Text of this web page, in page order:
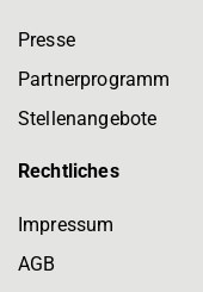
Presse
Partnerprogramm
Stellenangebote
Rechtliches
Impressum
AGB